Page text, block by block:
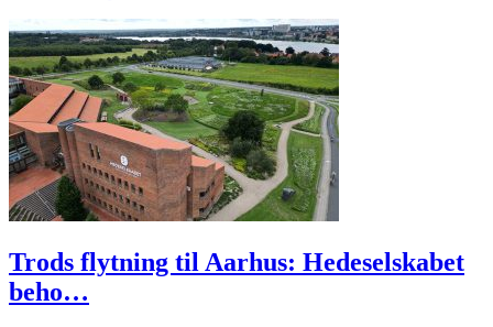
Trods flytning til Aarhus: Hedeselskabet
beho…